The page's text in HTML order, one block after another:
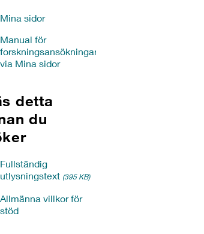
Mina sidor
Manual för
forskningsansökningar
via Mina sidor
detta
du
Fullständig
utlysningstext (395 KB)
Allmänna villkor för
stöd